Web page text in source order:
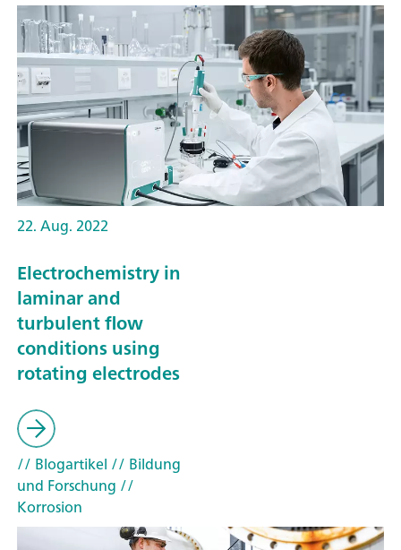
22. Aug. 2022
Electrochemistry in
laminar and
turbulent flow
conditions using
rotating electrodes
// Blogartikel // Bildung
und Forschung //
Korrosion